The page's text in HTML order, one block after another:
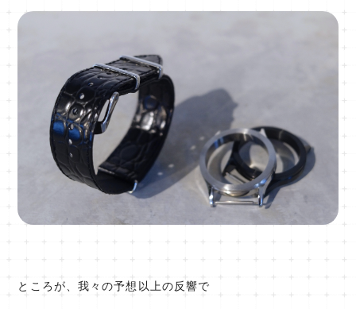
ところが、我々の予想以上の反響で